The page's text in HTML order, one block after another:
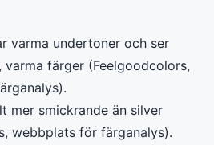
varma undertoner och ser
varma färger (Feelgoodcolors,
mer smickrande än silver
webbplats för färganalys).